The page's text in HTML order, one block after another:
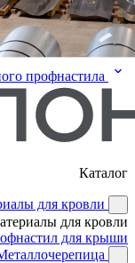
профнастила
Каталог
для кровли
для кровли
для крыши